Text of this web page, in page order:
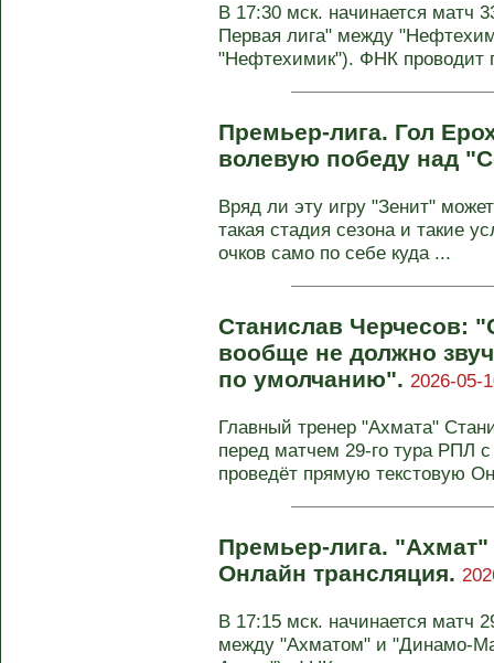
В 17:30 мск. начинается матч
Первая лига" между
"Нефтехимик"). ФНК проводит
Премьер-лига. Гол
волевую победу над
Вряд ли эту игру "Зенит"
такая стадия сезона и такие
очков само по себе куда ...
Станислав Черчесов:
вообще не должно
по умолчанию". 2026-05-
Главный тренер "Ахмата"
перед матчем 29-го тура РПЛ
проведёт прямую текстовую
Премьер-лига.
Онлайн трансляция.
В 17:15 мск. начинается матч
между "Ахматом" и "Динамо-